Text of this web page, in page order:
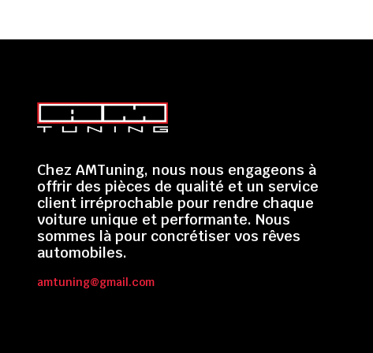
Chez AMTuning, nous nous engageons à
offrir des pièces de qualité et un service
client irréprochable pour rendre chaque
voiture unique et performante. Nous
sommes là pour concrétiser vos rêves
automobiles.
amtuning@gmail.com